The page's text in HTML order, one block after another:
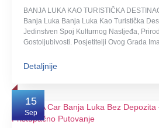
BANJA LUKA KAO TURISTIČKA
Banja Luka Banja Luka Kao Turistička
Jedinstven Spoj Kulturnog Nasljeđa,
Gostoljubivosti. Posjetitelji Ovog Grada
Detaljnije
15
Sep